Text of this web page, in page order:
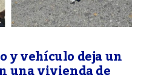
y vehículo deja un
una vivienda de